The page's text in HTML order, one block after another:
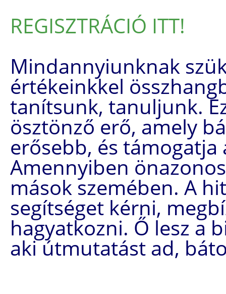
REGISZTRÁCIÓ ITT!
Mindannyiunknak
értékeinkkel
tanítsunk, tanuljunk.
ösztönző erő, amely
erősebb, és
Amennyiben
mások szemében. A
segítséget kérni,
hagyatkozni. Ő lesz a
aki útmutatást ad,